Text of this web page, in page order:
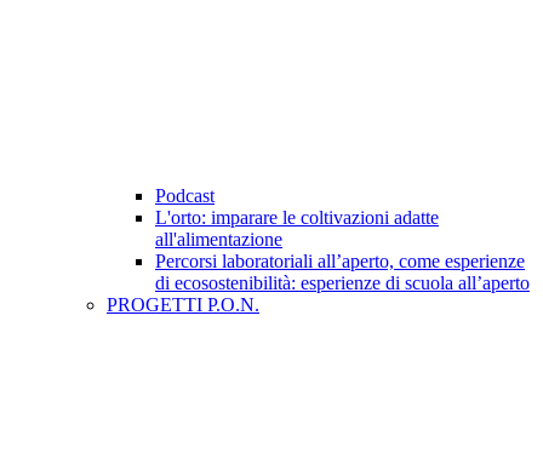
Podcast
L'orto: imparare le coltivazioni adatte
all'alimentazione
Percorsi laboratoriali all’aperto, come esperienze
di ecosostenibilità: esperienze di scuola all’aperto
PROGETTI P.O.N.